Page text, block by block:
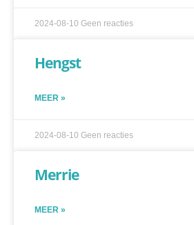
2024-08-10 Geen reacties
Hengst
MEER »
2024-08-10 Geen reacties
Merrie
MEER »